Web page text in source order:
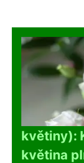
květiny):
květina